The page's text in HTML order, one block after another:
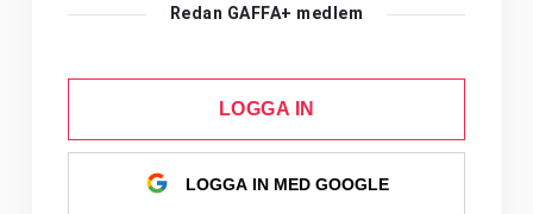
Redan GAFFA+ medlem
LOGGA IN
LOGGA IN MED GOOGLE